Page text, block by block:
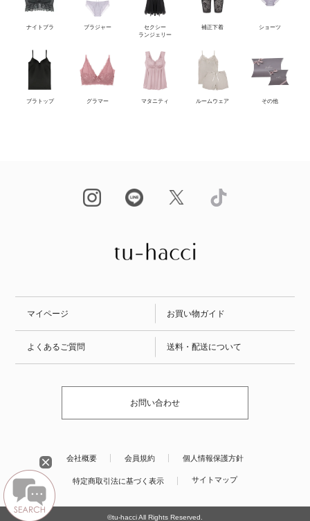
ナイトブラ ブラジャー
セクシー
ランジェリー
補正下着 ショーツ
ブラトップ グラマー マタニティ ルームウェア その他
マイページ お買い物ガイド
よくあるご質問 送料・配送について
お問い合わせ
会社概要 会員規約 個人情報保護方針
特定商取引法に基づく表示 サイトマップ
©tu-hacci All Rights Reserved.